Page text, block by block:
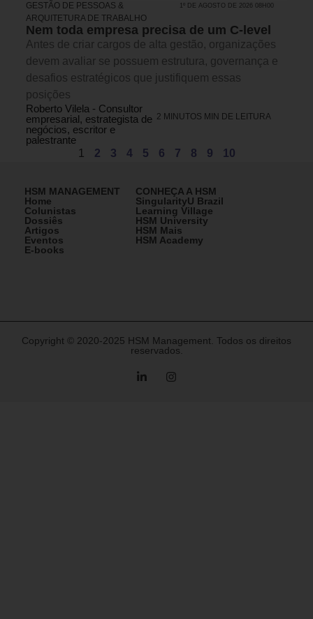
GESTÃO DE PESSOAS &
ARQUITETURA DE TRABALHO
1º DE AGOSTO DE 2026 08H00
Nem toda empresa precisa de um C-level
Antes de criar cargos de alta gestão, organizações
devem avaliar se possuem estrutura, governança e
desafios estratégicos que justifiquem essas
posições
Roberto Vilela - Consultor
empresarial, estrategista de
negócios, escritor e
palestrante
2 MINUTOS MIN DE LEITURA
1 2 3 4 5 6 7 8 9 10
HSM MANAGEMENT
Home
Colunistas
Dossiês
Artigos
Eventos
E-books
CONHEÇA A HSM
SingularityU Brazil
Learning Village
HSM University
HSM Mais
HSM Academy
Copyright © 2020-2025 HSM Management. Todos os direitos
reservados.